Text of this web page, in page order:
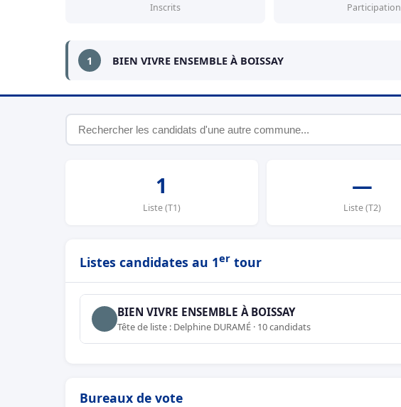
Inscrits Participation
1 BIEN VIVRE ENSEMBLE À BOISSAY
1
Liste (T1)
—
Liste (T2)
Listes candidates au 1er tour
BIEN VIVRE ENSEMBLE À BOISSAY
Tête de liste : Delphine DURAMÉ · 10 candidats
Bureaux de vote